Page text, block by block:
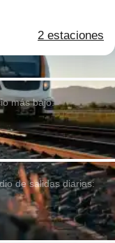
2 estaciones
más bajo:
de salidas diarias: